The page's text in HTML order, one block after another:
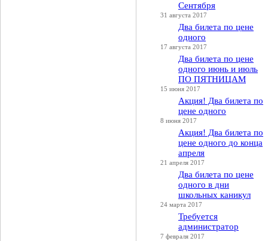
Сентября
31 августа 2017
Два билета по цене
одного
17 августа 2017
Два билета по цене
одного июнь и июль
ПО ПЯТНИЦАМ
15 июня 2017
Акция! Два билета по
цене одного
8 июня 2017
Акция! Два билета по
цене одного до конца
апреля
21 апреля 2017
Два билета по цене
одного в дни
школьных каникул
24 марта 2017
Требуется
администратор
7 февраля 2017